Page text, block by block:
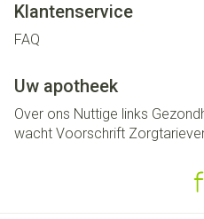
Klantenservice
FAQ
Uw apotheek
Over ons Nuttige links
wacht Voorschrift